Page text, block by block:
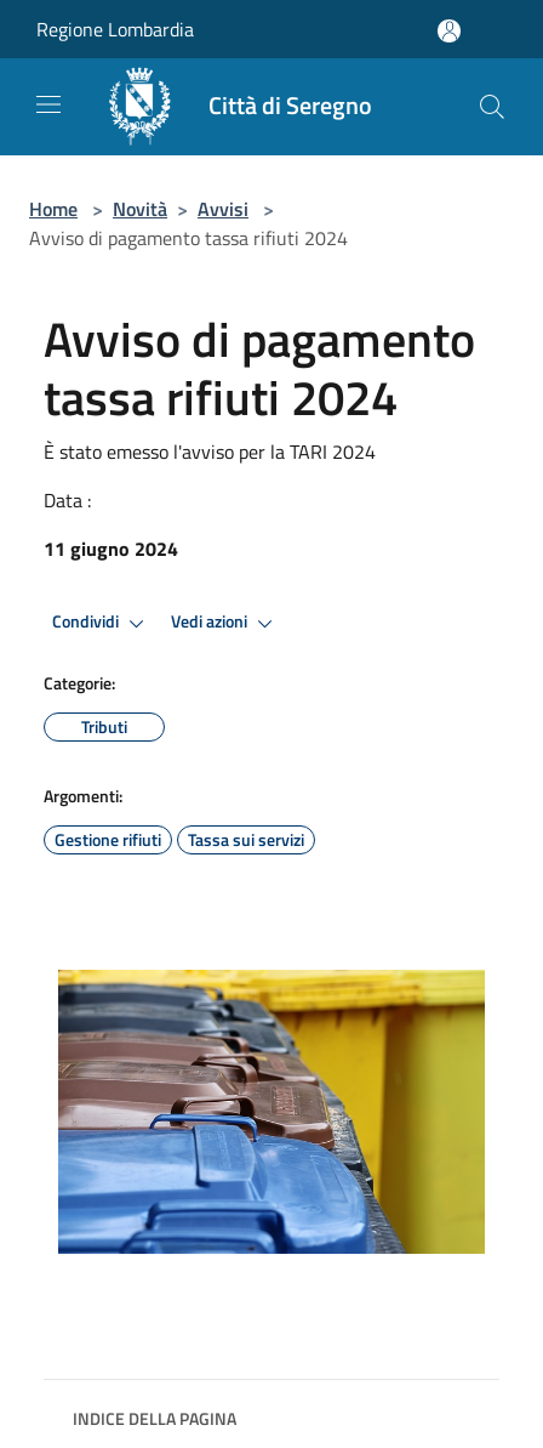
Regione Lombardia
Città di Seregno
Home > Novità > Avvisi >
Avviso di pagamento tassa rifiuti 2024
Avviso di pagamento
tassa rifiuti 2024
È stato emesso l'avviso per la TARI 2024
Data :
11 giugno 2024
Condividi Vedi azioni
Categorie:
Tributi
Argomenti:
Gestione rifiuti
Tassa sui servizi
INDICE DELLA PAGINA